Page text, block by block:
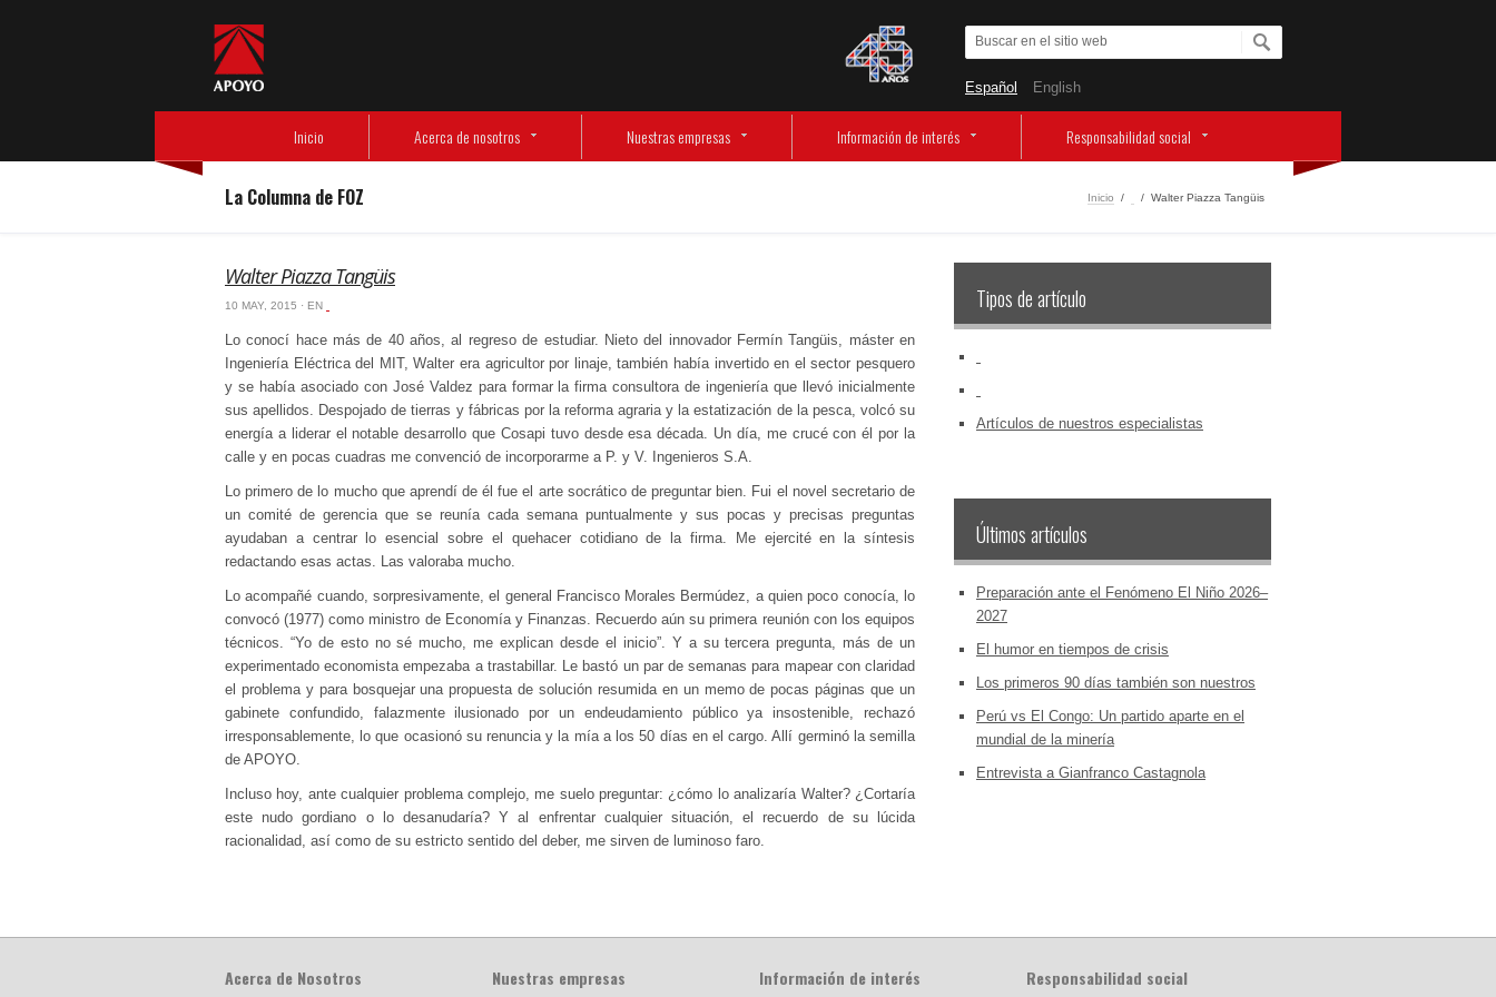
Español English
Inicio Acerca de nosotros Nuestras empresas Información de interés Responsabilidad social
La Columna de FOZ Inicio / / Walter Piazza Tangüis
Walter Piazza Tangüis
10 MAY, 2015 · EN
Lo conocí hace más de 40 años, al regreso de estudiar. Nieto del innovador Fermín Tangüis, máster en
Ingeniería Eléctrica del MIT, Walter era agricultor por linaje, también había invertido en el sector pesquero
y se había asociado con José Valdez para formar la firma consultora de ingeniería que llevó inicialmente
sus apellidos. Despojado de tierras y fábricas por la reforma agraria y la estatización de la pesca, volcó su
energía a liderar el notable desarrollo que Cosapi tuvo desde esa década. Un día, me crucé con él por la
calle y en pocas cuadras me convenció de incorporarme a P. y V. Ingenieros S.A.
Lo primero de lo mucho que aprendí de él fue el arte socrático de preguntar bien. Fui el novel secretario de
un comité de gerencia que se reunía cada semana puntualmente y sus pocas y precisas preguntas
ayudaban a centrar lo esencial sobre el quehacer cotidiano de la firma. Me ejercité en la síntesis
redactando esas actas. Las valoraba mucho.
Lo acompañé cuando, sorpresivamente, el general Francisco Morales Bermúdez, a quien poco conocía, lo
convocó (1977) como ministro de Economía y Finanzas. Recuerdo aún su primera reunión con los equipos
técnicos. “Yo de esto no sé mucho, me explican desde el inicio”. Y a su tercera pregunta, más de un
experimentado economista empezaba a trastabillar. Le bastó un par de semanas para mapear con claridad
el problema y para bosquejar una propuesta de solución resumida en un memo de pocas páginas que un
gabinete confundido, falazmente ilusionado por un endeudamiento público ya insostenible, rechazó
irresponsablemente, lo que ocasionó su renuncia y la mía a los 50 días en el cargo. Allí germinó la semilla
de APOYO.
Incluso hoy, ante cualquier problema complejo, me suelo preguntar: ¿cómo lo analizaría Walter? ¿Cortaría
este nudo gordiano o lo desanudaría? Y al enfrentar cualquier situación, el recuerdo de su lúcida
racionalidad, así como de su estricto sentido del deber, me sirven de luminoso faro.
Tipos de artículo
Artículos de nuestros especialistas
Últimos artículos
Preparación ante el Fenómeno El Niño 2026–
2027
El humor en tiempos de crisis
Los primeros 90 días también son nuestros
Perú vs El Congo: Un partido aparte en el
mundial de la minería
Entrevista a Gianfranco Castagnola
Acerca de Nosotros Nuestras empresas Información de interés Responsabilidad social